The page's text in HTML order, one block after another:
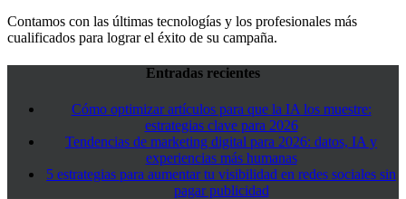
Contamos con las últimas tecnologías y los profesionales más
cualificados para lograr el éxito de su campaña.
Entradas recientes
Cómo optimizar artículos para que la IA los muestre:
estrategias clave para 2026
Tendencias de marketing digital para 2026: datos, IA y
experiencias más humanas
5 estrategias para aumentar tu visibilidad en redes sociales sin
pagar publicidad